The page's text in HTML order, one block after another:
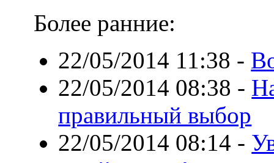
Более ранние:
22/05/2014 11:38 -
22/05/2014 08:38 -
правильный выбор
22/05/2014 08:14 -